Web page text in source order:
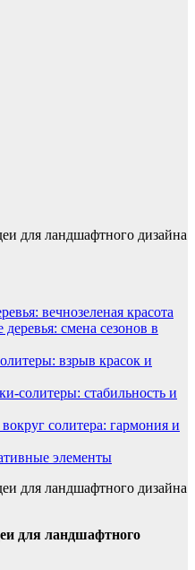
вечнозеленая красота
смена сезонов в
взрыв красок и
солитеры: стабильность и
солитера: гармония и
элементы
для ландшафтного